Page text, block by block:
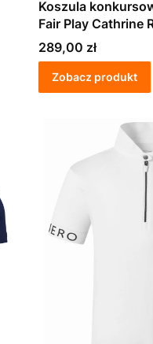
Koszula
Fair Play Cathrine
brudny róż
Cena
289,00 zł
Zobacz produkt